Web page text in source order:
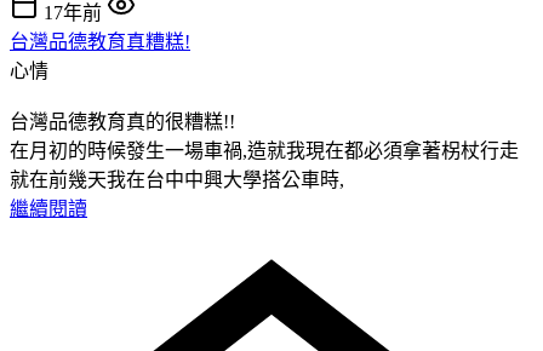
17年前
台灣品德教育真糟糕!
心情
台灣品德教育真的很糟糕!!
在月初的時候發生一場車禍,造就我現在都必須拿著柺杖行走
就在前幾天我在台中中興大學搭公車時,
繼續閱讀